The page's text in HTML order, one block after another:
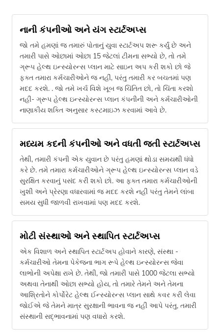
નાની કંપનીઓ અને યંગ સ્ટાર્ટઅપ્સ
જો તમે હમણાં જ તમારું પોતાનું યુવા સ્ટાર્ટઅપ શરૂ કર્યું છે અને
તમારી પાસે ઓછામાં ઓછા 15 જેટલાં ટીમના સભ્યો છે, તો તમે
ગ્રૂપ હેલ્થ ઇન્સ્યોરન્સ પ્લાન માટે સાઇન અપ કરી શકો છો જે
ફક્ત તમારા કર્મચારીઓને જ નહીં, પરંતુ તમારી કર બચતમાં પણ
મદદ કરશે. . જો તમે ખર્ચ વિશે ખૂબ જ ચિંતિત છો, તો ચિંતા કરશો
નહીં- ગ્રૂપ હેલ્થ ઇન્સ્યોરન્સ પ્લાન કંપનીની અને કર્મચારીઓની
નાણાકીય શક્તિ અનુસાર કસ્ટમાઇઝ કરવામાં આવે છે.
મધ્યમ કદની કંપનીઓ અને વધતી જતી સ્ટાર્ટઅપ્સ
તેથી, તમારી કંપની એક યુવાન છે પરંતુ હમણાં થોડા સમયથી ધંધો
કરે છે. તમે તમારા કર્મચારીઓને ગ્રૂપ હેલ્થ ઇન્સ્યોરન્સ પ્લાન વડે
સુરક્ષિત કરવાનું પસંદ કરી શકો છો. આ ફક્ત તમારા કર્મચારીઓની
ખુશી અને પ્રેરણા વધારવામાં જ મદદ કરશે નહીં પરંતુ તેમને લાંબા
સમય સુધી જાળવી રાખવામાં પણ મદદ કરશે.
મોટી સંસ્થાઓ અને સ્થાપિત સ્ટાર્ટઅપ્સ
એક વિશાળ અને સ્થાપિત સ્ટાર્ટઅપ હોવાને કારણે, સંસ્થા -
કર્મચારીઓ તેમના પેકેજના ભાગ રૂપે હેલ્થ ઇન્સ્યોરન્સ જેવા
લાભોની અપેક્ષા રાખે છે. તેથી, જો તમારી પાસે 1000 જેટલા સભ્યો
અથવા તેનાથી ઓછા સભ્યો હોય, તો તમારે તેમને અને તેમના
આશ્રિતોને કોર્પોરેટ હેલ્થ ઈન્સ્યોરન્સ પ્લાન સાથે કવર કરી લેવા
જોઈએ જે તેમને માત્ર સુરક્ષાની ભાવના જ નહીં આપે પરંતુ, તમારી
સંસ્થાની સદ્ભાવનામાં પણ વધારો કરશે.